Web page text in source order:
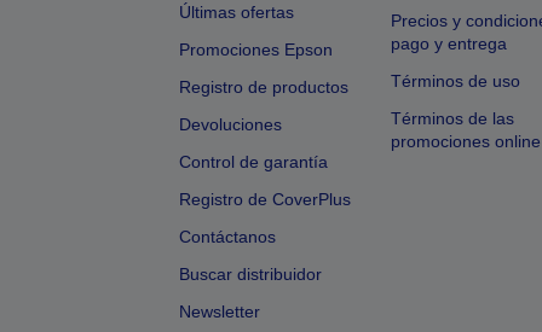
Últimas ofertas
Promociones Epson
Registro de productos
Devoluciones
Control de garantía
Registro de CoverPlus
Contáctanos
Buscar distribuidor
Newsletter
Precios y
pago y entrega
Términos de uso
Términos de las
promociones online